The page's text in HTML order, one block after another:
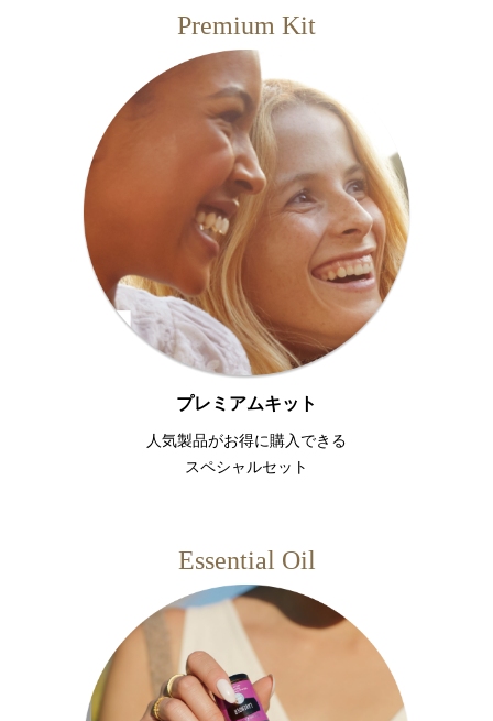
Premium Kit
プレミアムキット
人気製品がお得に購入できる
スペシャルセット
Essential Oil